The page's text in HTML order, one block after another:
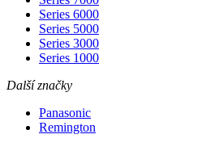
Series 6000
Series 5000
Series 3000
Series 1000
Další značky
Panasonic
Remington